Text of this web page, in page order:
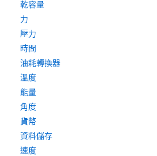
乾容量
力
壓力
時間
油耗轉換器
溫度
能量
角度
貨幣
資料儲存
速度